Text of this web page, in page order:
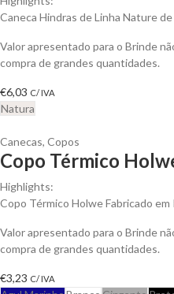
Caneca Hindras de Linha Nature
Valor apresentado para o Brinde
compra de grandes quantidades.
€6,03 C/ IVA
Natura
Canecas, Copos
Copo Térmico
Highlights:
Copo Térmico Holwe Fabricado
Valor apresentado para o Brinde
compra de grandes quantidades.
€3,23 C/ IVA